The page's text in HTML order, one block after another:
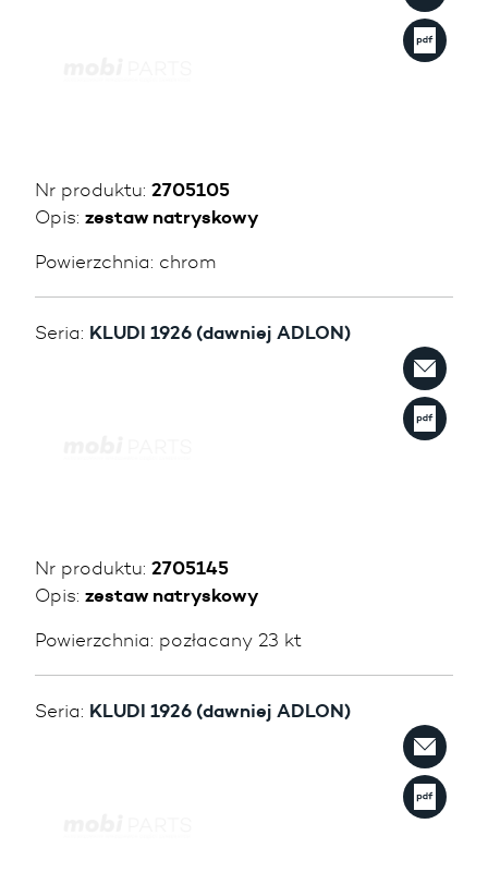
Nr produktu: 2705105
Opis: zestaw natryskowy
Powierzchnia: chrom
Seria: KLUDI 1926 (dawniej ADLON)
Nr produktu: 2705145
Opis: zestaw natryskowy
Powierzchnia: pozłacany 23 kt
Seria: KLUDI 1926 (dawniej ADLON)